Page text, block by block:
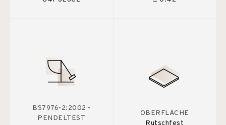
BS7976-2:2002 -
PENDELTEST
OBERFLÄCHE
Rutschfest